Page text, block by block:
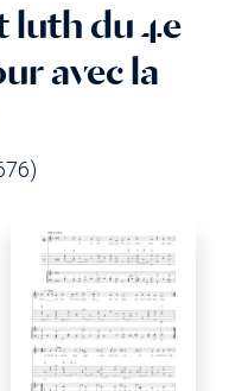
luth du 4e
avec la